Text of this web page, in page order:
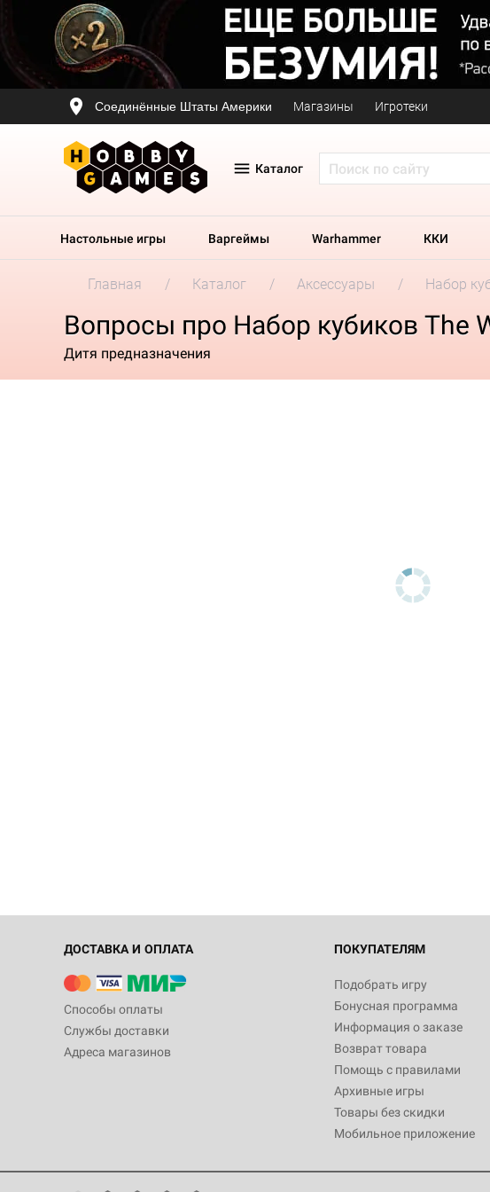
Соединённые Штаты Америки Магазины Игротеки
Каталог
Настольные игры Варгеймы Warhammer ККИ
Главная Каталог Аксессуары Набор
Вопросы про Набор кубиков The
Дитя предназначения
ДОСТАВКА И ОПЛАТА
Способы оплаты
Службы доставки
Адреса магазинов
ПОКУПАТЕЛЯМ
Подобрать игру
Бонусная программа
Информация о заказе
Возврат товара
Помощь с правилами
Архивные игры
Товары без скидки
Мобильное приложение